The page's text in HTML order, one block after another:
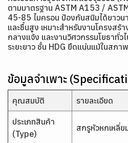
ตามมาตรฐาน ASTM A153 /
45-85 ไมครอน ป้องกันสนิมได้ยาว
และชื้นสูง เหมาะสำหรับงานโครงสร้
กลางแจ้ง และงานวิศวกรรมโยธาทั่
ระยะยาว ชั้น HDG ยึดแน่นแม้ในสภา
ข้อมูลจำเพาะ
คุณสมบัติ รายละเอียด
ประเภทสินค้า
(Type)
สกรูหัวหกเหลี่